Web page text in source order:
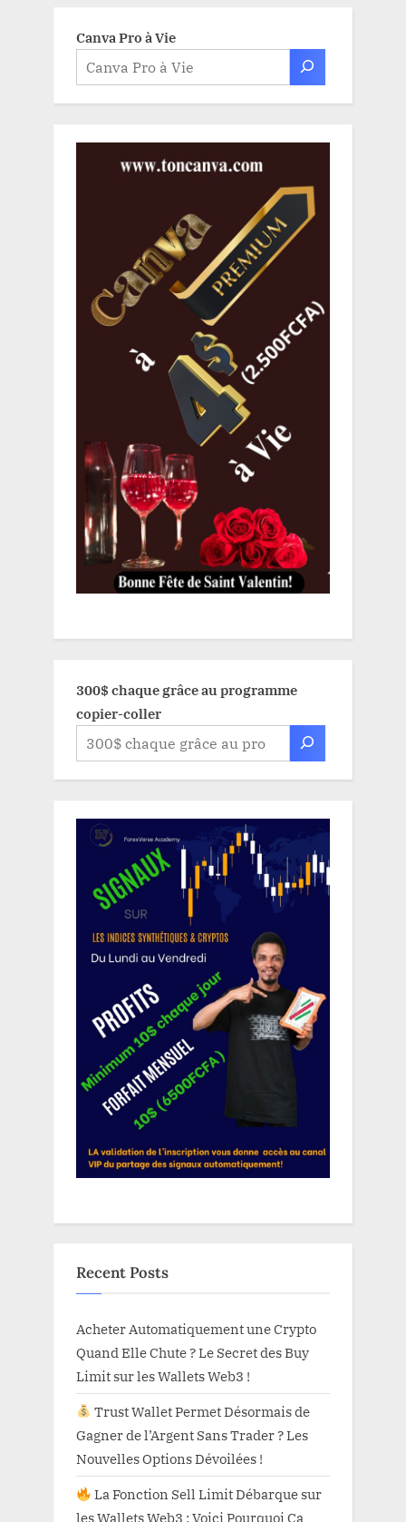
Canva Pro à Vie
300$ chaque grâce au programme
copier-coller
Recent Posts
Acheter Automatiquement une Crypto
Quand Elle Chute ? Le Secret des Buy
Limit sur les Wallets Web3 !
Trust Wallet Permet Désormais de
Gagner de l’Argent Sans Trader ? Les
Nouvelles Options Dévoilées !
La Fonction Sell Limit Débarque sur
les Wallets Web3 : Voici Pourquoi Ça